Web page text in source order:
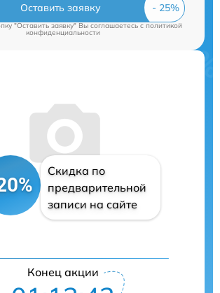
Оставить заявку
"Оставить заявку" Вы соглашаетесь cполитикой
конфиденциальности
Скидка по
предварительной
записи на сайте
Конец акции